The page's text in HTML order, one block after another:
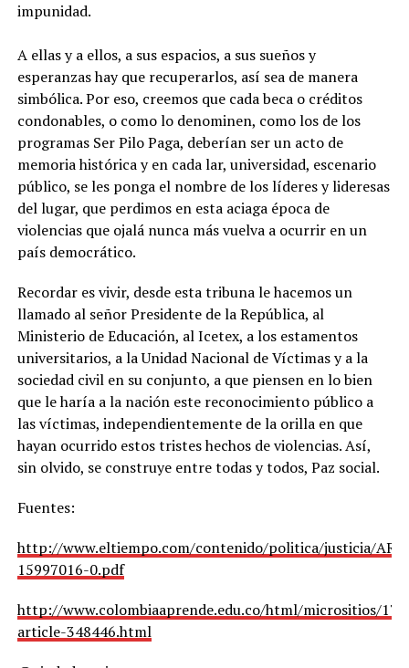
impunidad.
A ellas y a ellos, a sus espacios, a sus sueños y
esperanzas hay que recuperarlos, así sea de manera
simbólica. Por eso, creemos que cada beca o créditos
condonables, o como lo denominen, como los de los
programas Ser Pilo Paga, deberían ser un acto de
memoria histórica y en cada lar, universidad, escenario
público, se les ponga el nombre de los líderes y lideresas
del lugar, que perdimos en esta aciaga época de
violencias que ojalá nunca más vuelva a ocurrir en un
país democrático.
Recordar es vivir, desde esta tribuna le hacemos un
llamado al señor Presidente de la República, al
Ministerio de Educación, al Icetex, a los estamentos
universitarios, a la Unidad Nacional de Víctimas y a la
sociedad civil en su conjunto, a que piensen en lo bien
que le haría a la nación este reconocimiento público a
las víctimas, independientemente de la orilla en que
hayan ocurrido estos tristes hechos de violencias. Así,
sin olvido, se construye entre todas y todos, Paz social.
Fuentes:
http://www.eltiempo.com/contenido/politica/justicia/
15997016-0.pdf
http://www.colombiaaprende.edu.co/html/micrositios/
article-348446.html